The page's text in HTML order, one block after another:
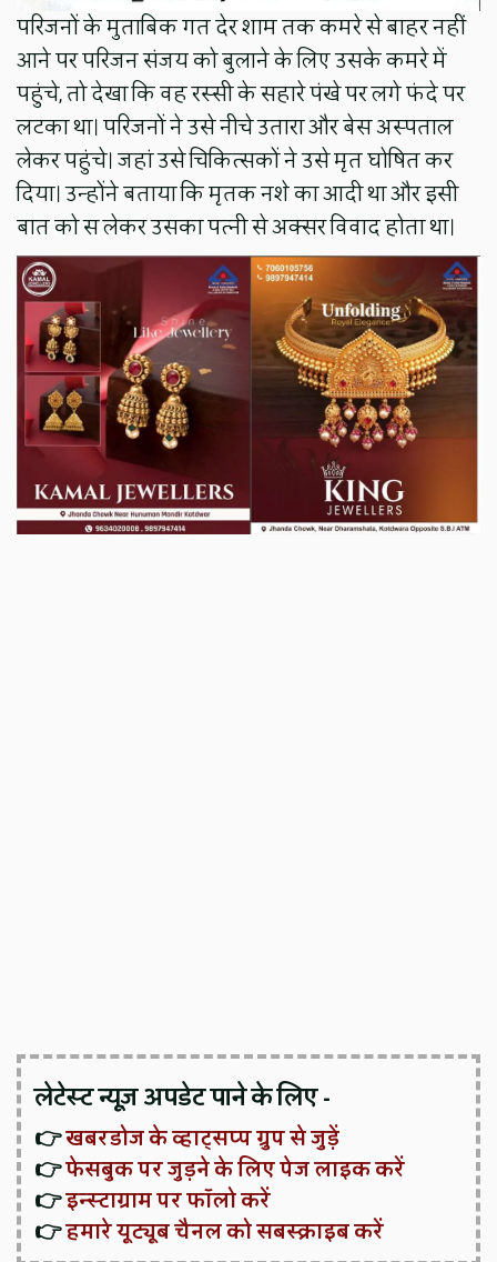
परिजनों के मुताबिक गत देर शाम तक कमरे से बाहर नहीं
आने पर परिजन संजय को बुलाने के लिए उसके कमरे में
पहुंचे, तो देखा कि वह रस्सी के सहारे पंखे पर लगे फंदे पर
लटका था। परिजनों ने उसे नीचे उतारा और बेस अस्पताल
लेकर पहुंचे। जहां उसे चिकित्सकों ने उसे मृत घोषित कर
दिया। उन्होंने बताया कि मृतक नशे का आदी था और इसी
बात को स लेकर उसका पत्नी से अक्सर विवाद होता था।
लेटेस्ट न्यूज़ अपडेट पाने के लिए -
👉खबरडोज के व्हाट्सप्प ग्रुप से जुड़ें
👉फेसबुक पर जुड़ने के लिए पेज लाइक करें
👉इन्स्टाग्राम पर फॉलो करें
👉हमारे यूट्यूब चैनल को सबस्क्राइब करें